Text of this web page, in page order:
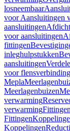
losneembaar
voor Aansluitingen
aansluitingen
voor aansluitingen
fittingen
inleghulpstukken
aansluitingen
voor
Mepla
Meerlagenbuizen
verwarming
verwarmingFittingen
Fittingen
Koppelingen